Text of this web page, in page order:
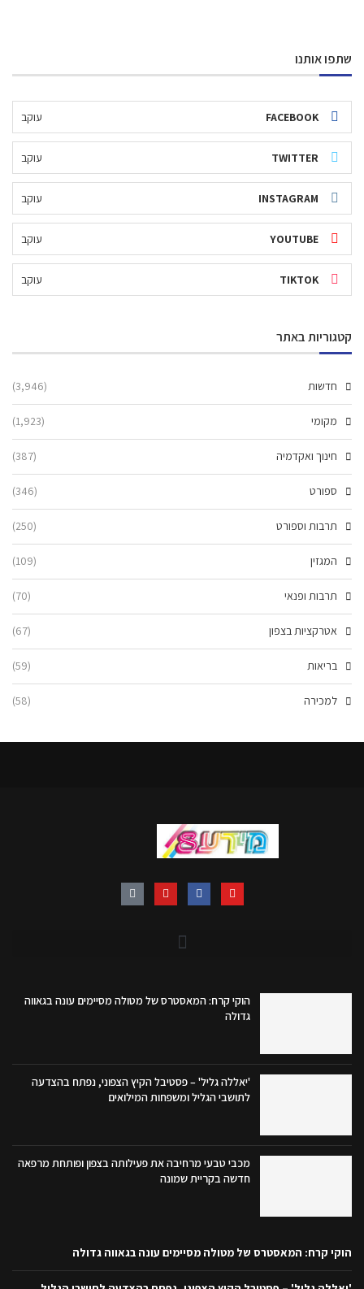
שתפו אותנו
FACEBOOK עוקב
TWITTER עוקב
INSTAGRAM עוקב
YOUTUBE עוקב
TIKTOK עוקב
קטגוריות באתר
חדשות (3,946)
מקומי (1,923)
חינוך ואקדמיה (387)
ספורט (346)
תרבות וספורט (250)
המגזין (109)
תרבות ופנאי (70)
אטרקציות בצפון (67)
בריאות (59)
למכירה (58)
הוקי קרח: המאסטרס של מטולה מסיימים עונה בגאווה
גדולה
'יאללה גליל' – פסטיבל הקיץ הצפוני, נפתח בהצדעה
לתושבי הגליל ומשפחות המילואים
מכבי טבעי מרחיבה את פעילותה בצפון ופותחת מרפאה
חדשה בקריית שמונה
הוקי קרח: המאסטרס של מטולה מסיימים עונה בגאווה גדולה